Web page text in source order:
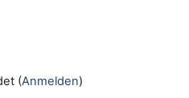
(Anmelden)